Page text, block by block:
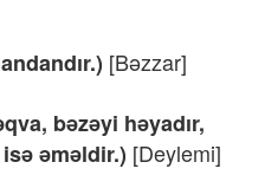
[Bəzzar]
bəzəyi həyadır,
əməldir.) [Deylemi]